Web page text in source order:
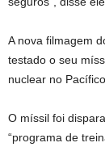
A nova filmagem
testado o seu
nuclear no
O míssil foi
“programa de